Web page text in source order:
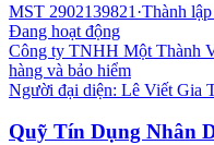
MST 2902139821 ·Thành lập
Đang hoạt động
Công ty TNHH Một Thành
hàng và bảo hiểm
Người đại diện: Lê Viết Gia
Quỹ Tín Dụng Nhân